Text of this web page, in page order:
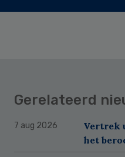
Gerelateerd
7 aug 2026
Vertrek
het